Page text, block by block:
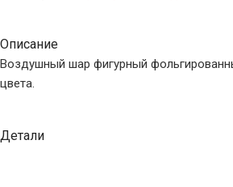
Описание
Воздушный шар фигурный
цвета.
Детали